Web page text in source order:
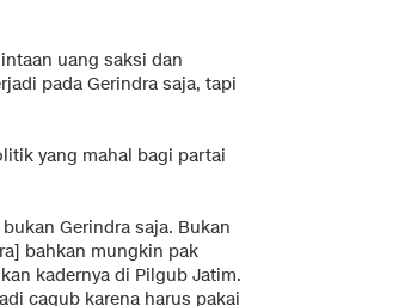
uang saksi dan
pada Gerindra saja, tapi
yang mahal bagi partai
Gerindra saja. Bukan
bahkan mungkin pak
kadernya di Pilgub Jatim.
cagub karena harus pakai